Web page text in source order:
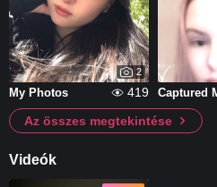
2
My Photos 419
Az összes megtekintése
Videók